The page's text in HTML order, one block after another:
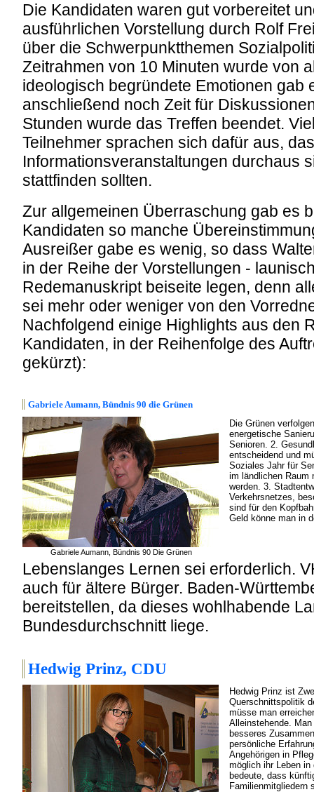
Die Kandidaten waren gut vorbereitet
ausführlichen Vorstellung durch Rolf
über die Schwerpunktthemen
Zeitrahmen von 10 Minuten wurde von
ideologisch begründete Emotionen gab
anschließend noch Zeit für
Stunden wurde das Treffen beendet.
Teilnehmer sprachen sich dafür aus,
Informationsveranstaltungen durchaus
stattfinden sollten.
Zur allgemeinen Überraschung gab es
Kandidaten so manche
Ausreißer gabe es wenig, so dass
in der Reihe der Vorstellungen -
Redemanuskript beiseite legen, denn
sei mehr oder weniger von den
Nachfolgend einige Highlights aus den
Kandidaten, in der Reihenfolge des
gekürzt):
Gabriele Aumann, Bündnis 90 die Grünen
Gabriele Aumann, Bündnis 90 Die Grünen
Die Grünen
energetische
Senioren. 2.
entscheidend und
Soziales Jahr für
im ländlichen Raum
werden. 3.
Verkehrsnetzes,
sind für den
Geld könne man in
Lebenslanges Lernen sei erforderlich.
auch für ältere Bürger. Baden-
bereitstellen, da dieses wohlhabende
Bundesdurchschnitt liege.
Hedwig Prinz, CDU
Hedwig Prinz ist
Querschnittspolitik
müsse man
Alleinstehende.
besseres
persönliche
Angehörigen in
möglich ihr Leben in
bedeute, dass
Familienmitgliedern